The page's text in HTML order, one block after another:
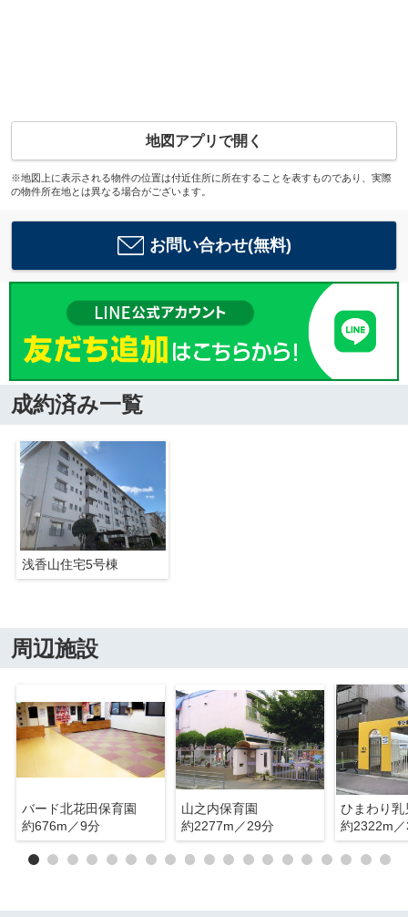
地図アプリで開く
※地図上に表示される物件の位置は付近住所に所在することを表すものであり、実際
の物件所在地とは異なる場合がございます。
お問い合わせ(無料)
成約済み一覧
浅香山住宅5号棟
周辺施設
バード北花田保育園
約676m／9分
山之内保育園
約2277m／29分
ひまわり乳
約2322m